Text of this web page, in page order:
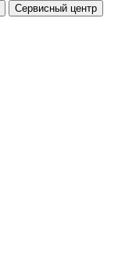
Сервисный центр